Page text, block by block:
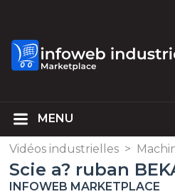
Vidéos industrielles >
Scie a? ruban
INFOWEB MARKETPLACE